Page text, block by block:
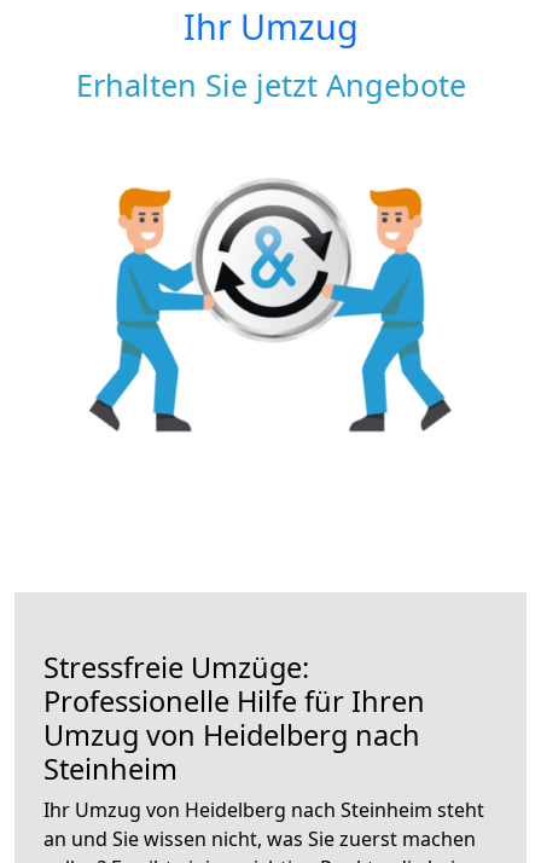
Ihr Umzug
Erhalten Sie jetzt Angebote
Stressfreie Umzüge:
Professionelle Hilfe für Ihren
Umzug von Heidelberg nach
Steinheim
Ihr Umzug von Heidelberg nach Steinheim steht
an und Sie wissen nicht, was Sie zuerst machen